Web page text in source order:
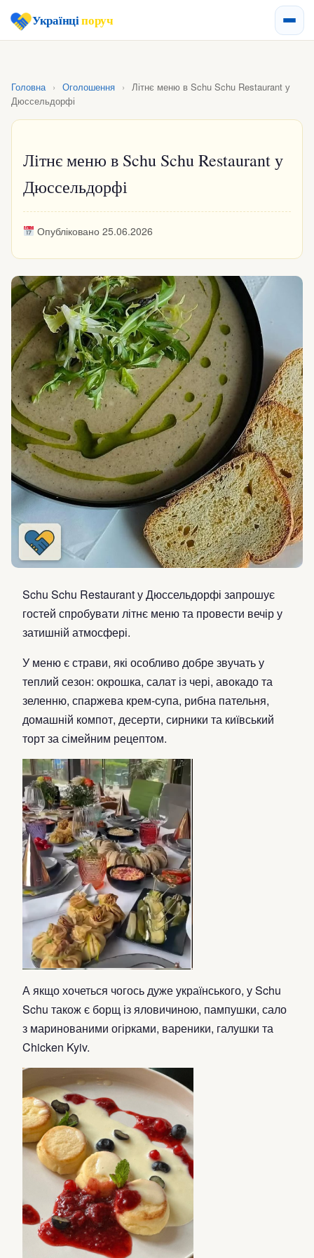
Українціпоруч
Головна › Оголошення › Літнє меню в Schu Schu Restaurant у
Дюссельдорфі
Літнє меню в Schu Schu Restaurant у
Дюссельдорфі
Опубліковано 25.06.2026
Schu Schu Restaurant у Дюссельдорфі запрошує
гостей спробувати літнє меню та провести вечір у
затишній атмосфері.
У меню є страви, які особливо добре звучать у
теплий сезон: окрошка, салат із чері, авокадо та
зеленню, спаржева крем-супа, рибна пательня,
домашній компот, десерти, сирники та київський
торт за сімейним рецептом.
А якщо хочеться чогось дуже українського, у Schu
Schu також є борщ із яловичиною, пампушки, сало
з маринованими огірками, вареники, галушки та
Chicken Kyiv.